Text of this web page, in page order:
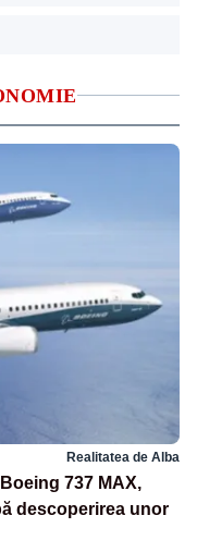
Realitatea de Alba
737 MAX,
descoperirea unor